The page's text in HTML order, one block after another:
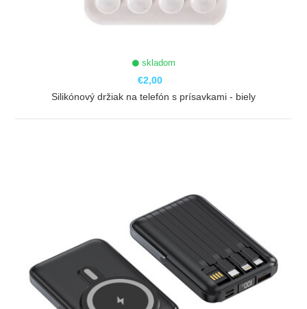
skladom
€2,00
Silikónový držiak na telefón s prísavkami - biely